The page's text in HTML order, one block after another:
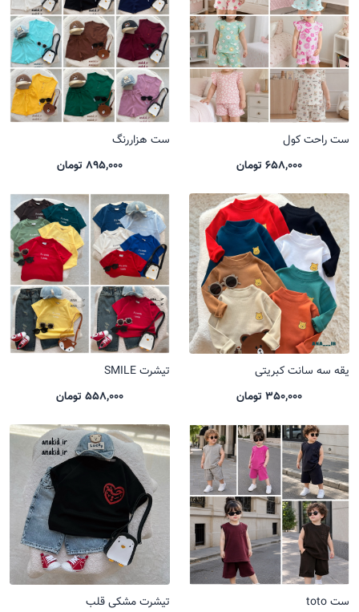
ست راحت کول
658,000 تومان
ست هزاررنگ
895,000 تومان
یقه سه سانت کبریتی
350,000 تومان
تیشرت SMILE
558,000 تومان
ست toto
تیشرت مشکی قلب